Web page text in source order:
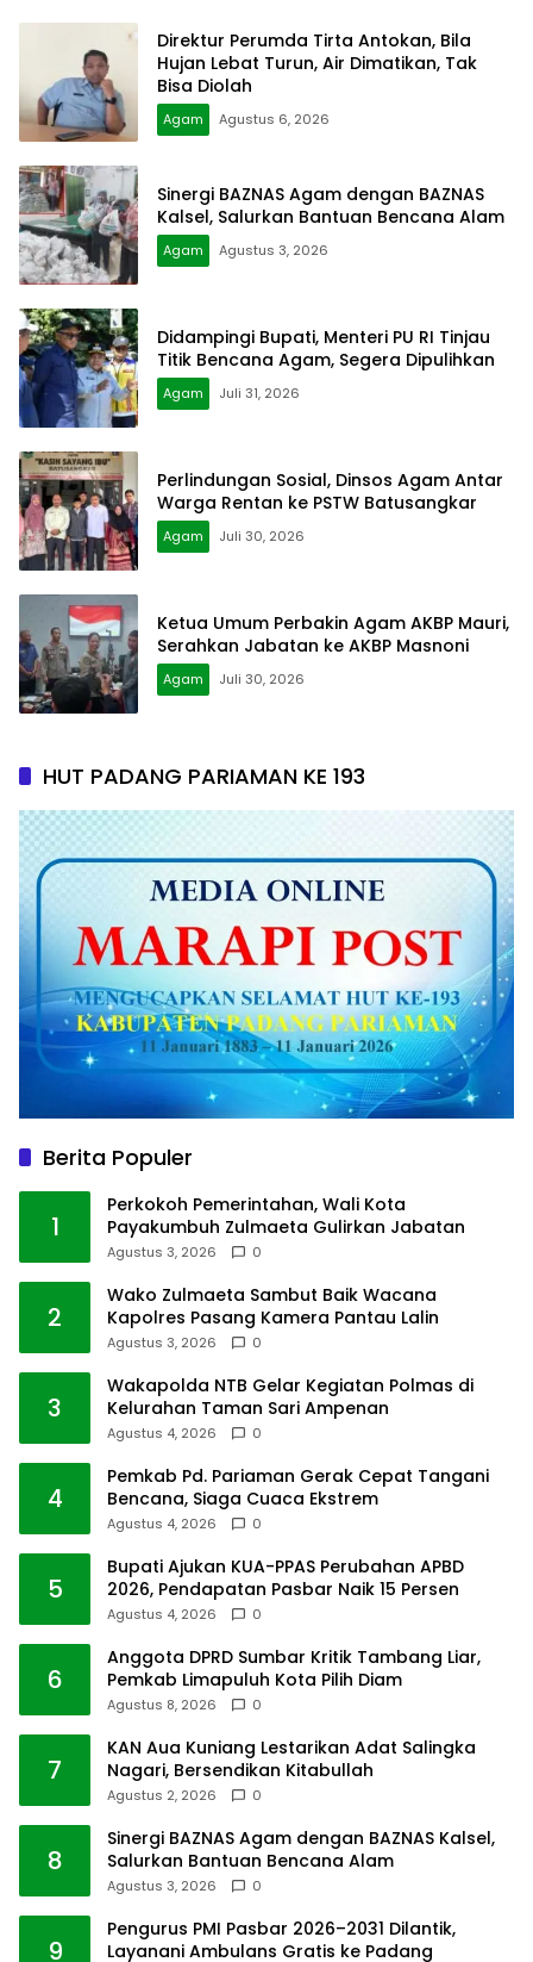
Direktur Perumda Tirta Antokan, Bila
Hujan Lebat Turun, Air Dimatikan, Tak
Bisa Diolah
Agam Agustus 6, 2026
Sinergi BAZNAS Agam dengan BAZNAS
Kalsel, Salurkan Bantuan Bencana Alam
Agam Agustus 3, 2026
Didampingi Bupati, Menteri PU RI Tinjau
Titik Bencana Agam, Segera Dipulihkan
Agam Juli 31, 2026
Perlindungan Sosial, Dinsos Agam Antar
Warga Rentan ke PSTW Batusangkar
Agam Juli 30, 2026
Ketua Umum Perbakin Agam AKBP Mauri,
Serahkan Jabatan ke AKBP Masnoni
Agam Juli 30, 2026
HUT PADANG PARIAMAN KE 193
Berita Populer
1
Perkokoh Pemerintahan, Wali Kota
Payakumbuh Zulmaeta Gulirkan Jabatan
Agustus 3, 2026 0
2
Wako Zulmaeta Sambut Baik Wacana
Kapolres Pasang Kamera Pantau Lalin
Agustus 3, 2026 0
3
Wakapolda NTB Gelar Kegiatan Polmas di
Kelurahan Taman Sari Ampenan
Agustus 4, 2026 0
4
Pemkab Pd. Pariaman Gerak Cepat Tangani
Bencana, Siaga Cuaca Ekstrem
Agustus 4, 2026 0
5
Bupati Ajukan KUA-PPAS Perubahan APBD
2026, Pendapatan Pasbar Naik 15 Persen
Agustus 4, 2026 0
6
Anggota DPRD Sumbar Kritik Tambang Liar,
Pemkab Limapuluh Kota Pilih Diam
Agustus 8, 2026 0
7
KAN Aua Kuniang Lestarikan Adat Salingka
Nagari, Bersendikan Kitabullah
Agustus 2, 2026 0
8
Sinergi BAZNAS Agam dengan BAZNAS Kalsel,
Salurkan Bantuan Bencana Alam
Agustus 3, 2026 0
9
Pengurus PMI Pasbar 2026–2031 Dilantik,
Layanani Ambulans Gratis ke Padang